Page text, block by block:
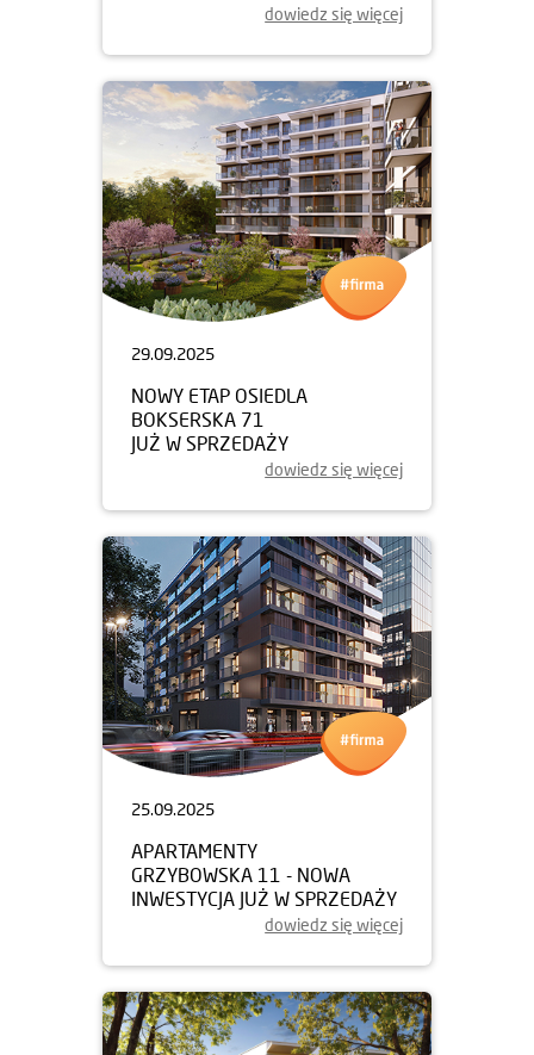
dowiedz się więcej
29.09.2025
NOWY ETAP OSIEDLA
BOKSERSKA 71
JUŻ W SPRZEDAŻY
dowiedz się więcej
25.09.2025
APARTAMENTY
GRZYBOWSKA 11 - NOWA
INWESTYCJA JUŻ W SPRZEDAŻY
dowiedz się więcej